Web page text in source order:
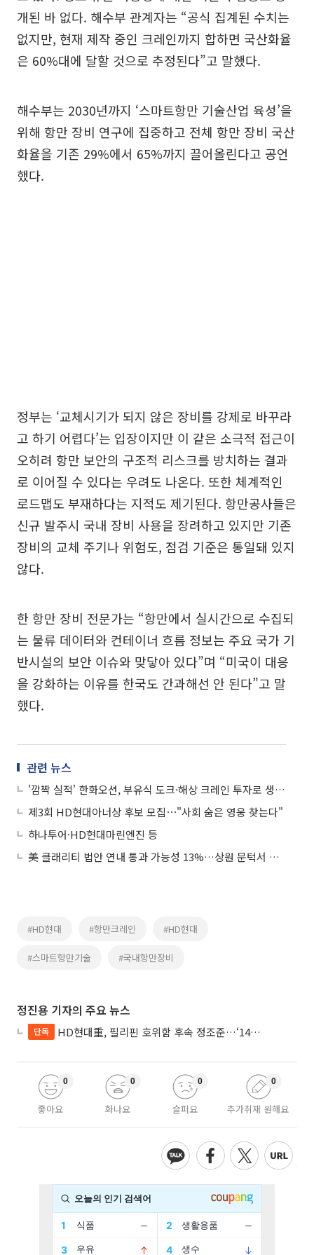
개된 바 없다. 해수부 관계자는 “공식 집계된 수치는
없지만, 현재 제작 중인 크레인까지 합하면 국산화율
은 60%대에 달할 것으로 추정된다”고 말했다.
해수부는 2030년까지 ‘스마트항만 기술산업 육성’을
위해 항만 장비 연구에 집중하고 전체 항만 장비 국산
화율을 기존 29%에서 65%까지 끌어올린다고 공언
했다.
정부는 ‘교체시기가 되지 않은 장비를 강제로 바꾸라
고 하기 어렵다’는 입장이지만 이 같은 소극적 접근이
오히려 항만 보안의 구조적 리스크를 방치하는 결과
로 이어질 수 있다는 우려도 나온다. 또한 체계적인
로드맵도 부재하다는 지적도 제기된다. 항만공사들은
신규 발주시 국내 장비 사용을 장려하고 있지만 기존
장비의 교체 주기나 위험도, 점검 기준은 통일돼 있지
않다.
한 항만 장비 전문가는 “항만에서 실시간으로 수집되
는 물류 데이터와 컨테이너 흐름 정보는 주요 국가 기
반시설의 보안 이슈와 맞닿아 있다”며 “미국이 대응
을 강화하는 이유를 한국도 간과해선 안 된다”고 말
했다.
관련 뉴스
'깜짝 실적' 한화오션, 부유식 도크·해상 크레인 투자로 생산성 극대화
제3회 HD현대아너상 후보 모집⋯"사회 숨은 영웅 찾는다"
하나투어·HD현대마린엔진 등
美 클래리티 법안 연내 통과 가능성 13%…상원 문턱서 제동
#HD현대 #항만크레인 #HD현대
#스마트항만기술 #국내항만장비
정진용 기자의 주요 뉴스
단독 HD현대重, 필리핀 호위함 후속 정조준…‘14척+α’ 싹쓸이 노린다
좋아요
0
화나요
0
슬퍼요
0
추가취재 원해요
0